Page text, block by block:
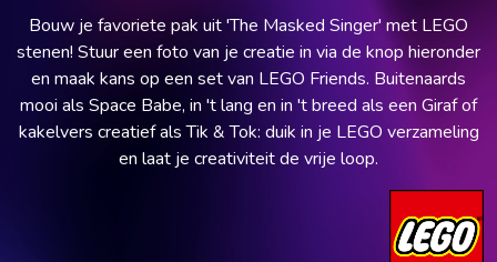
Firefox Download
Safari Download
Microsoft Edge Download
Download